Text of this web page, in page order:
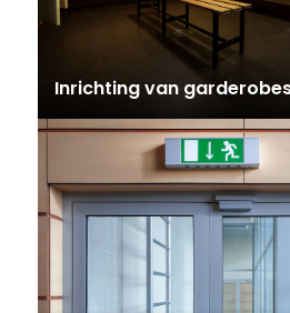
Inrichting van